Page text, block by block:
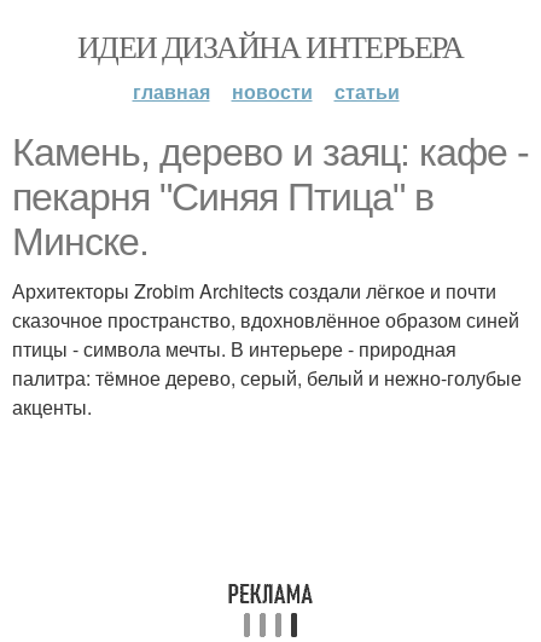
ИДЕИ ДИЗАЙНА ИНТЕРЬЕРА
главная новости статьи
Камень, дерево и заяц: кафе -
пекарня "Синяя Птица" в
Минске.
Архитекторы Zrobim Architects создали лёгкое и почти
сказочное пространство, вдохновлённое образом синей
птицы - символа мечты. В интерьере - природная
палитра: тёмное дерево, серый, белый и нежно-голубые
акценты.